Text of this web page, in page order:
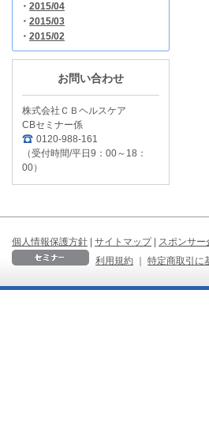
・ 2015/04
・ 2015/03
・ 2015/02
お問い合わせ
株式会社ＣＢヘルスケア
CBセミナー係
0120-988-161
（受付時間/平日9：00～18：
00）
個人情報保護方針 | サイトマップ | スポンサー
利用規約
｜
特定商取引に